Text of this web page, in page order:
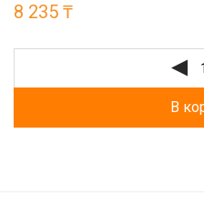
8 235 ₸
В